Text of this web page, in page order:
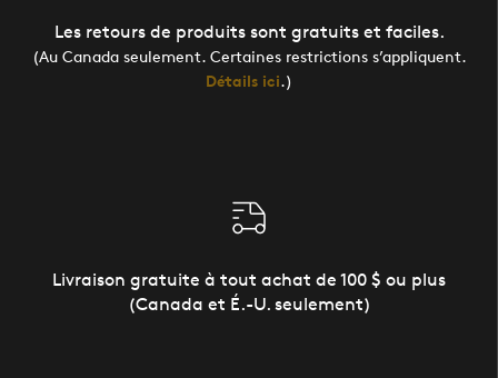
Les retours de produits sont gratuits et faciles.
(Au Canada seulement. Certaines restrictions s’appliquent.
Détails ici.)
Livraison gratuite à tout achat de 100 $ ou plus
(Canada et É.-U. seulement)